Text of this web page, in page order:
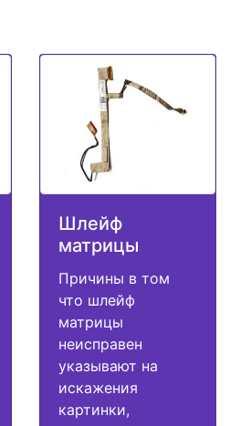
Шлейф
матрицы
Причины в том
что шлейф
матрицы
неисправен
указывают на
искажения
картинки,